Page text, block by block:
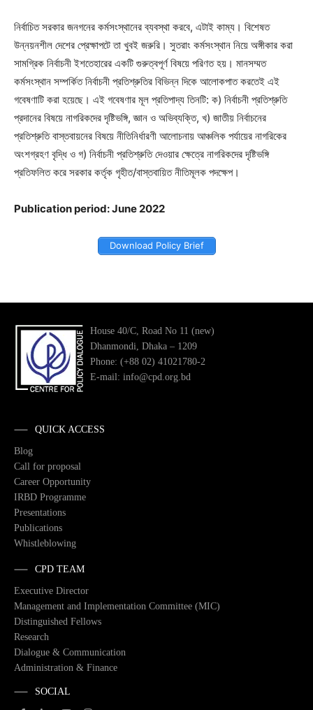
নির্বাচিত সরকার জনগনের কর্মসংস্থানের ব্যবস্থা করবে, এটাই কাম্য। বিশেষত
উন্নয়নশীল দেশের প্রেক্ষাপটে তা খুবই জরুরি। সুতরাং কর্মসংস্থান নিয়ে অঙ্গীকার করা
সামগ্রিক নির্বাচনী ইশতেহারের একটি গুরুত্বপূর্ণ বিষয়ে পরিণত হয়। মানসম্মত
কর্মসংস্থান সম্পর্কিত নির্বাচনী প্রতিশ্রুতির বিভিন্ন দিকে আলোকপাত করতেই এই
গবেষণাটি করা হয়েছে। এই গবেষণার মূল প্রতিপাদ্য তিনটি: ক) নির্বাচনী প্রতিশ্রুতি
প্রদানের বিষয়ে নাগরিকদের দৃষ্টিভঙ্গি, জ্ঞান ও অভিব্যক্তি, খ) জাতীয় নির্বাচনের
প্রতিশ্রুতি বাস্তবায়নের বিষয়ে নীতিনির্ধারণী আলোচনায় আঞ্চলিক পর্যায়ের নাগরিকের
অংশগ্রহণ বৃদ্ধি ও গ) নির্বাচনী প্রতিশ্রুতি দেওয়ার ক্ষেত্রে নাগরিকদের দৃষ্টিভঙ্গি
প্রতিফলিত করে সরকার কর্তৃক গৃহীত/বাস্তবায়িত নীতিমূলক পদক্ষেপ।
Publication period: June 2022
Download Policy Brief
House 40/C, Road No 11 (new)
Dhanmondi, Dhaka – 1209
Phone: (+88 02) 41021780-2
E-mail: info@cpd.org.bd
QUICK ACCESS
Blog
Call for proposal
Career Opportunity
IRBD Programme
Presentations
Publications
Whistleblowing
CPD TEAM
Executive Director
Management and Implementation Committee (MIC)
Distinguished Fellows
Research
Dialogue & Communication
Administration & Finance
SOCIAL